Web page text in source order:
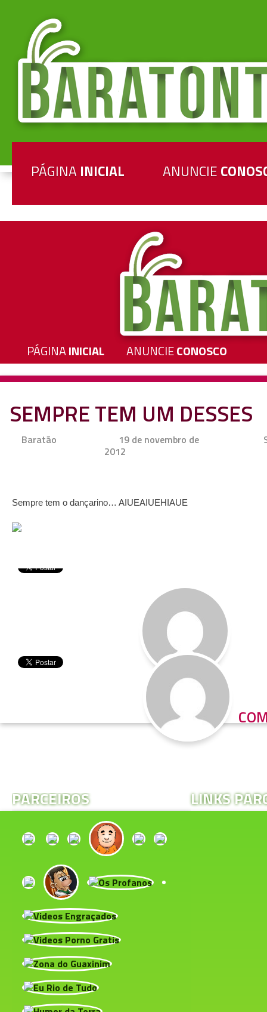
PÁGINA INICIAL ANUNCIE
PÁGINAINICIAL ANUNCIECONOSCO
SEMPRE TEM UM DESSES
Baratão
19 de novembro de
2012
Sempre tem o dançarino… AIUEAIUEHIAUE
PARCEIROS LINKS